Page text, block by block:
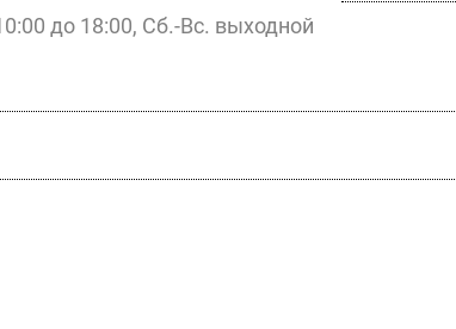
до 18:00, Сб.-Вс. выходной